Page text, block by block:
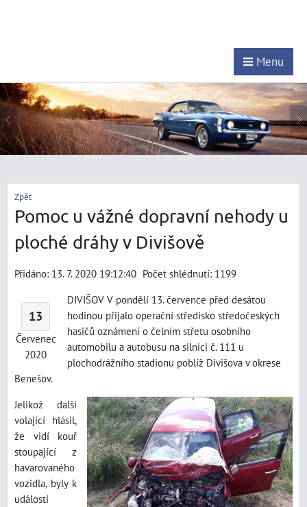
Menu
Zpět
Pomoc u vážné dopravní nehody u
ploché dráhy v Divišově
Přidáno: 13. 7. 2020 19:12:40 Počet shlédnutí: 1199
13
Červenec
2020
DIVIŠOV V pondělí 13. července před desátou
hodinou přijalo operační středisko středočeských
hasičů oznámení o čelním střetu osobního
automobilu a autobusu na silnici č. 111 u
plochodrážního stadionu poblíž Divišova v okrese
Benešov.
Jelikož další
volající hlásil,
že vidí kouř
stoupající z
havarovaného
vozidla, byly k
události